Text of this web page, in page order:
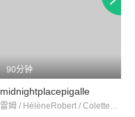
90分钟
midnightplacepigalle
雷姆 / HélèneRobert / ColetteDarfeuil